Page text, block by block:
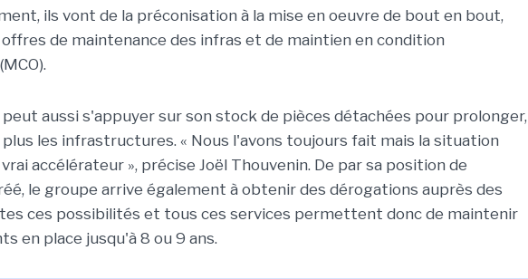
ils vont de la préconisation à la mise en oeuvre de bout en bout,
de maintenance des infras et de maintien en condition
aussi s'appuyer sur son stock de pièces détachées pour prolonger,
plus les infrastructures. « Nous l'avons toujours fait mais la situation
accélérateur », précise Joël Thouvenin. De par sa position de
le groupe arrive également à obtenir des dérogations auprès des
ces possibilités et tous ces services permettent donc de maintenir
en place jusqu'à 8 ou 9 ans.